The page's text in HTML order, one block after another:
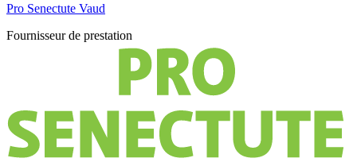
Pro Senectute Vaud
Fournisseur de prestation